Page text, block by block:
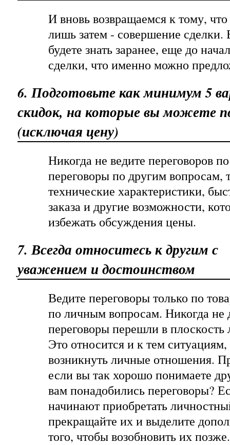
И вновь возвращаемся к тому,
лишь затем - совершение сделки.
будете знать заранее, еще до
сделки, что именно можно
6. Подготовьте как минимум 5
скидок, на которые вы можете
(исключая цену)
Никогда не ведите переговоров
переговоры по другим вопросам,
технические характеристики,
заказа и другие возможности,
избежать обсуждения цены.
7. Всегда относитесь к другим с
уважением и достоинством
Ведите переговоры только по
по личным вопросам. Никогда не
переговоры перешли в
Это относится и к тем
возникнуть личные отношения.
если вы так хорошо понимаете
вам понадобились переговоры?
начинают приобретать
прекращайте их и выделите
того, чтобы возобновить их позже.